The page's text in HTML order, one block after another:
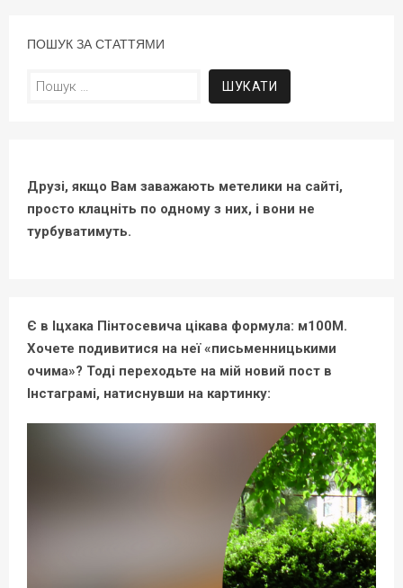
ПОШУК ЗА СТАТТЯМИ
Пошук:
Друзі, якщо Вам заважають метелики на сайті,
просто клацніть по одному з них, і вони не
турбуватимуть.
Є в Іцхака Пінтосевича цікава формула: м100М.
Хочете подивитися на неї «письменницькими
очима»? Тоді переходьте на мій новий пост в
Інстаграмі, натиснувши на картинку: